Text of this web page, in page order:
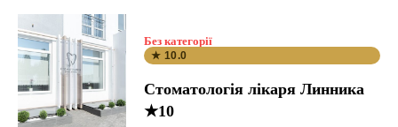
Без категорії
★ 10.0
Стоматологія лікаря Линника
★10